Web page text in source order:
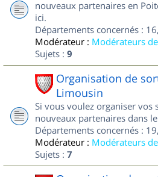
nouveaux partenaires en
ici.
Départements concernés :
Modérateur : Modérateurs
Sujets : 9
Organisation de
Limousin
Si vous voulez organiser vos
nouveaux partenaires dans
Départements concernés :
Modérateur : Modérateurs
Sujets : 7